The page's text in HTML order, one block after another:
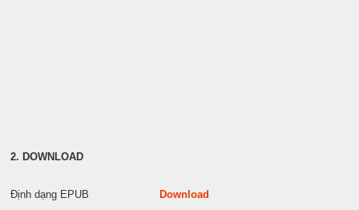
2. DOWNLOAD
Định dạng EPUBDownload